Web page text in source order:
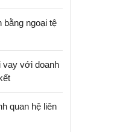
ngoại tệ
vay với doanh
quan hệ liên